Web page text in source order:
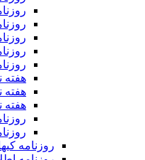
هفته
هفته
هفته
روزنامه